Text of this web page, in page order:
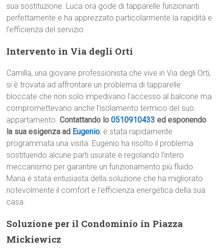
sua sostituzione. Luca ora gode di tapparelle funzionanti
perfettamente e ha apprezzato particolarmente la rapidità e
l’efficienza del servizio.
Intervento in Via degli Orti
Camilla, una giovane professionista che vive in Via degli Orti,
si è trovata ad affrontare un problema di tapparelle
bloccate che non solo impedivano l’accesso al balcone ma
compromettevano anche l’isolamento termico del suo
appartamento.Contattando lo0510910433 ed esponendo
la sua esigenza ad Eugenio, è stata rapidamente
programmata una visita. Eugenio ha risolto il problema
sostituendo alcune parti usurate e regolando l’intero
meccanismo per garantire un funzionamento più fluido.
Maria è stata entusiasta della soluzione che ha migliorato
notevolmente il comfort e l’efficienza energetica della sua
casa.
Soluzione per il Condominio in Piazza
Mickiewicz